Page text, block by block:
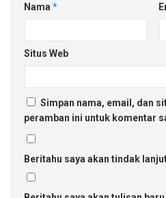
Nama *
Situs Web
Simpan nama, email, dan
peramban ini untuk komentar
Beritahu saya akan tindak